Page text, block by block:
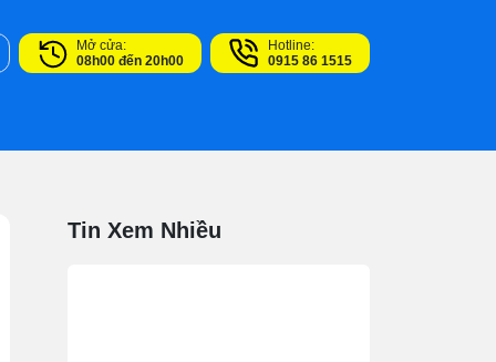
Mở cửa:
08h00 đến 20h00
Hotline:
0915 86 1515
Tin Xem Nhiều